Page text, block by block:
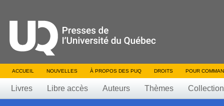
ACCUEIL NOUVELLES À PROPOS DES PUQ DROITS POUR
Livres Libre accès Auteurs Thèmes